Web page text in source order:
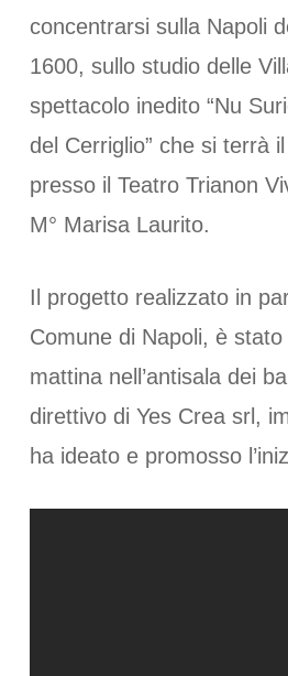
concentrarsi sulla Napoli
1600, sullo studio delle
spettacolo inedito “Nu
del Cerriglio” che si terrà
presso il Teatro Trianon
M° Marisa Laurito.
Il progetto realizzato in
Comune di Napoli, è
mattina nell’antisala dei
direttivo di Yes Crea srl,
ha ideato e promosso